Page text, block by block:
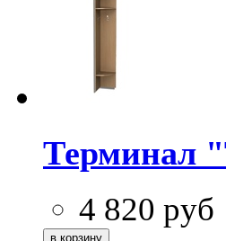
Терминал
4 820 руб